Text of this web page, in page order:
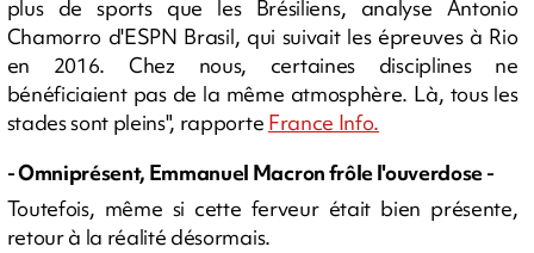
plus de sports que les Brésiliens, analyse Antonio
Chamorro d'ESPN Brasil, qui suivait les épreuves à Rio
en 2016. Chez nous, certaines disciplines ne
bénéficiaient pas de la même atmosphère. Là, tous les
stades sont pleins", rapporte France Info.
- Omniprésent, Emmanuel Macron frôle l'ouverdose-
Toutefois, même si cette ferveur était bien présente,
retour à la réalité désormais.